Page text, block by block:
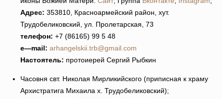
Адрес: 353810, Красноармейский район, хут.
Трудобеликовский, ул. Пролетарская, 73
телефон: +7 (86165) 99 5 48
e—mail: arhangelskii.trb@gmail.com
Настоятель: протоиерей Сергий Рыбкин
Часовня свт. Николая Мирликийского (приписная к храму
Архистратига Михаила х. Трудобеликовский);